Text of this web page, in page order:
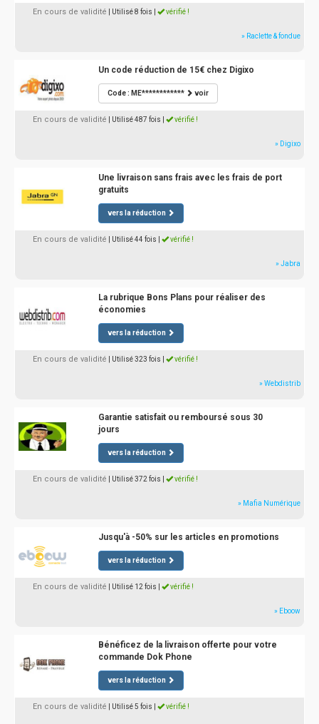
En cours de validité | Utilisé 8 fois vérifié !
» Raclette & fondue
Un code réduction de 15€ chez Digixo
Code : ME************ voir
En cours de validité | Utilisé 487 fois vérifié !
» Digixo
Une livraison sans frais avec les frais de port
gratuits
vers la réduction
En cours de validité | Utilisé 44 fois vérifié !
» Jabra
La rubrique Bons Plans pour réaliser des
économies
vers la réduction
En cours de validité | Utilisé 323 fois vérifié !
» Webdistrib
Garantie satisfait ou remboursé sous 30
jours
vers la réduction
En cours de validité | Utilisé 372 fois vérifié !
» Mafia Numérique
Jusqu'à -50% sur les articles en promotions
vers la réduction
En cours de validité | Utilisé 12 fois vérifié !
» Eboow
Bénéficez de la livraison offerte pour votre
commande Dok Phone
vers la réduction
En cours de validité | Utilisé 5 fois vérifié !